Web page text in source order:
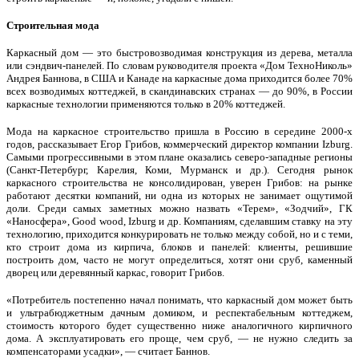
Строительная мода
Каркасный дом — это быстровозводимая конструкция из дерева, металла
или сэндвич-панелей. По словам руководителя проекта «Дом ТехноНиколь»
Андрея Баннова, в США и Канаде на каркасные дома приходится более 70%
всех возводимых коттеджей, в скандинавских странах — до 90%, в России
каркасные технологии применяются только в 20% коттеджей.
Мода на каркасное строительство пришла в Россию в середине 2000-х
годов, рассказывает Егор Грибов, коммерческий директор компании Izburg.
Самыми прогрессивными в этом плане оказались северо-западные регионы
(Санкт-Петербург, Карелия, Коми, Мурманск и др.). Сегодня рынок
каркасного строительства не консолидирован, уверен Грибов: на рынке
работают десятки компаний, ни одна из которых не занимает ощутимой
доли. Среди самых заметных можно назвать «Терем», «Зодчий», ГК
«Наносфера», Good wood, Izburg и др. Компаниям, сделавшим ставку на эту
технологию, приходится конкурировать не только между собой, но и с теми,
кто строит дома из кирпича, блоков и панелей: клиенты, решившие
построить дом, часто не могут определиться, хотят они сруб, каменный
дворец или деревянный каркас, говорит Грибов.
«Потребитель постепенно начал понимать, что каркасный дом может быть
и ультрабюджетным дачным домиком, и респектабельным коттеджем,
стоимость которого будет существенно ниже аналогичного кирпичного
дома. А эксплуатировать его проще, чем сруб, — не нужно следить за
компенсаторами усадки», — считает Баннов.